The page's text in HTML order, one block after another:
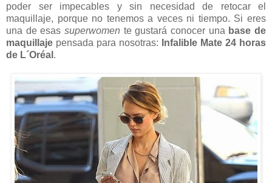
poder ser impecables y sin necesidad de retocar el
maquillaje, porque no tenemos a veces ni tiempo. Si eres
una de esas superwomen te gustará conocer una base de
maquillaje pensada para nosotras:
Infalible Mate 24 horas
de L´Oréal .